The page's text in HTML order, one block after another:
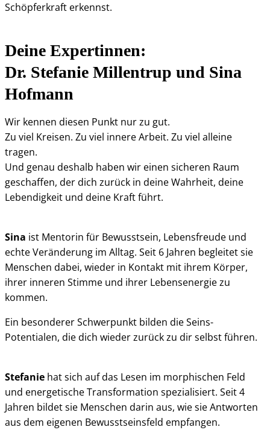
Schöpferkraft erkennst.
Deine Expertinnen:
Dr. Stefanie Millentrup und Sina
Hofmann
Wir kennen diesen Punkt nur zu gut.
Zu viel Kreisen. Zu viel innere Arbeit. Zu viel alleine
tragen.
Und genau deshalb haben wir einen sicheren Raum
geschaffen, der dich zurück in deine Wahrheit, deine
Lebendigkeit und deine Kraft führt.
Sina ist Mentorin für Bewusstsein, Lebensfreude und
echte Veränderung im Alltag. Seit 6 Jahren begleitet sie
Menschen dabei, wieder in Kontakt mit ihrem Körper,
ihrer inneren Stimme und ihrer Lebensenergie zu
kommen.
Ein besonderer Schwerpunkt bilden die Seins-
Potentialen, die dich wieder zurück zu dir selbst führen.
Stefanie hat sich auf das Lesen im morphischen Feld
und energetische Transformation spezialisiert. Seit 4
Jahren bildet sie Menschen darin aus, wie sie Antworten
aus dem eigenen Bewusstseinsfeld empfangen.